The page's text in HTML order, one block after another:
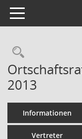
Toggle navigation
2013
Informationen
Vertreter